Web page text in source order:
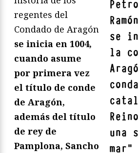
se
la
una
mar"
regentes del
Condado de Aragón
se inicia en 1004,
cuando asume
por primera vez
el título de conde
de Aragón,
además del título
de rey de
Pamplona, Sancho